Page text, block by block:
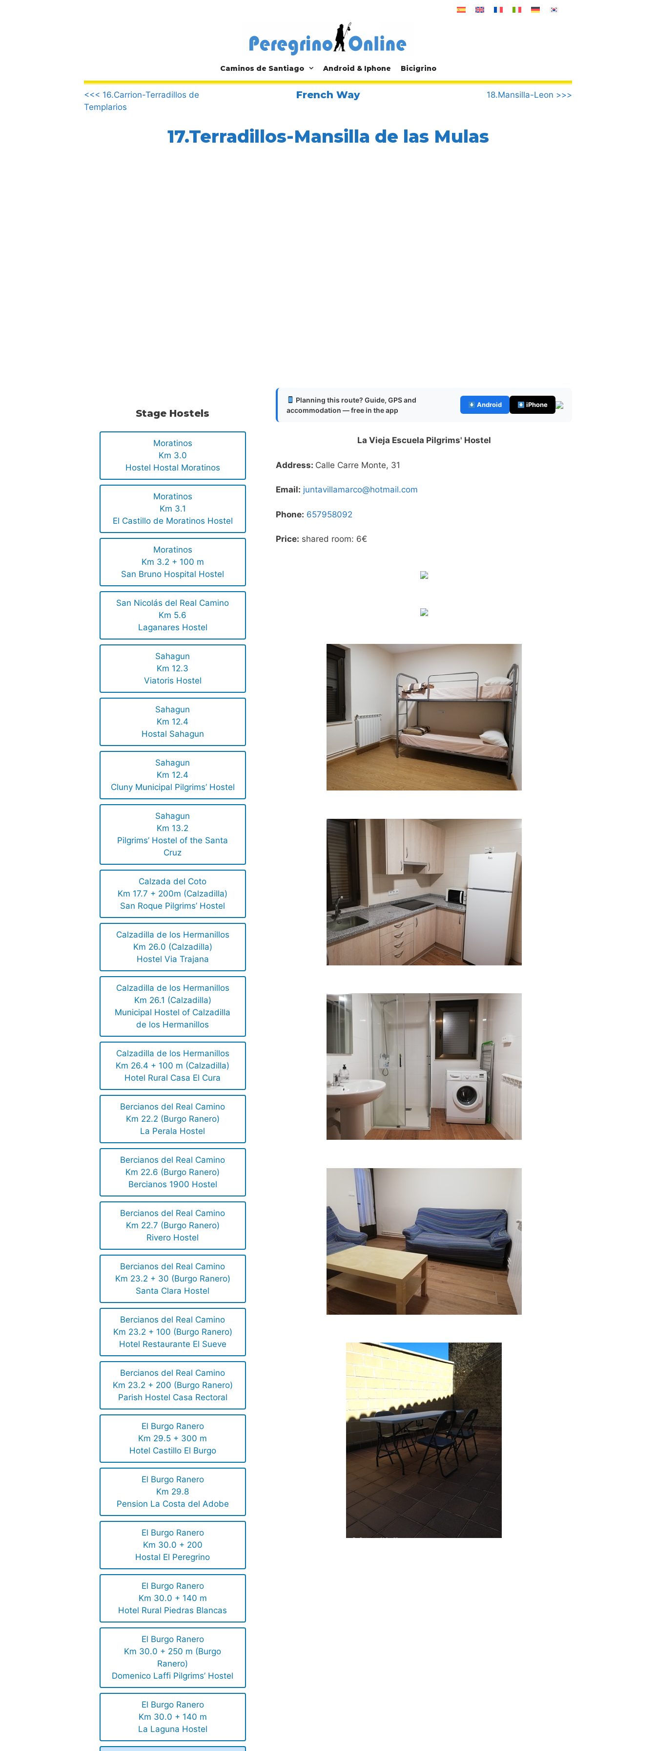
Caminos de Santiago Android & Iphone Bicigrino
.
<<< 16.Carrion-Terradillos de
Templarios
French Way 18.Mansilla-Leon >>>
17.Terradillos-Mansilla de las Mulas
Stage Hostels
Moratinos
Km 3.0
Hostel Hostal Moratinos
Moratinos
Km 3.1
El Castillo de Moratinos Hostel
Moratinos
Km 3.2 + 100 m
San Bruno Hospital Hostel
San Nicolás del Real Camino
Km 5.6
Laganares Hostel
Sahagun
Km 12.3
Viatoris Hostel
Sahagun
Km 12.4
Hostal Sahagun
Sahagun
Km 12.4
Cluny Municipal Pilgrims’ Hostel
Sahagun
Km 13.2
Pilgrims’ Hostel of the Santa
Cruz
Calzada del Coto
Km 17.7 + 200m (Calzadilla)
San Roque Pilgrims’ Hostel
Calzadilla de los Hermanillos
Km 26.0 (Calzadilla)
Hostel Via Trajana
Calzadilla de los Hermanillos
Km 26.1 (Calzadilla)
Municipal Hostel of Calzadilla
de los Hermanillos
Calzadilla de los Hermanillos
Km 26.4 + 100 m (Calzadilla)
Hotel Rural Casa El Cura
Bercianos del Real Camino
Km 22.2 (Burgo Ranero)
La Perala Hostel
Bercianos del Real Camino
Km 22.6 (Burgo Ranero)
Bercianos 1900 Hostel
Bercianos del Real Camino
Km 22.7 (Burgo Ranero)
Rivero Hostel
Bercianos del Real Camino
Km 23.2 + 30 (Burgo Ranero)
Santa Clara Hostel
Bercianos del Real Camino
Km 23.2 + 100 (Burgo Ranero)
Hotel Restaurante El Sueve
Bercianos del Real Camino
Km 23.2 + 200 (Burgo Ranero)
Parish Hostel Casa Rectoral
El Burgo Ranero
Km 29.5 + 300 m
Hotel Castillo El Burgo
El Burgo Ranero
Km 29.8
Pension La Costa del Adobe
El Burgo Ranero
Km 30.0 + 200
Hostal El Peregrino
El Burgo Ranero
Km 30.0 + 140 m
Hotel Rural Piedras Blancas
El Burgo Ranero
Km 30.0 + 250 m (Burgo
Ranero)
Domenico Laffi Pilgrims’ Hostel
El Burgo Ranero
Km 30.0 + 140 m
La Laguna Hostel
Planning this route? Guide, GPS and
accommodation — free in the app
Android iPhone
La Vieja Escuela Pilgrims' Hostel
Address: Calle Carre Monte, 31
Email: juntavillamarco@hotmail.com
Phone: 657958092
Price: shared room: 6€